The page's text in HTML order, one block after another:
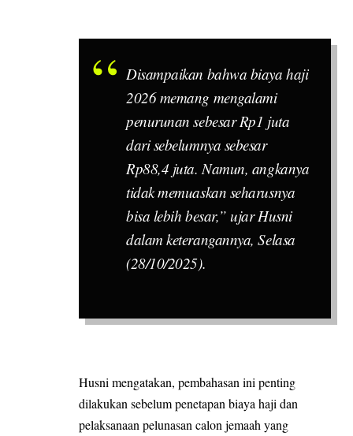
Disampaikan bahwa biaya haji
2026 memang mengalami
penurunan sebesar Rp1 juta
dari sebelumnya sebesar
Rp88,4 juta. Namun, angkanya
tidak memuaskan seharusnya
bisa lebih besar,” ujar Husni
dalam keterangannya, Selasa
(28/10/2025).
Husni mengatakan, pembahasan ini penting
dilakukan sebelum penetapan biaya haji dan
pelaksanaan pelunasan calon jemaah yang